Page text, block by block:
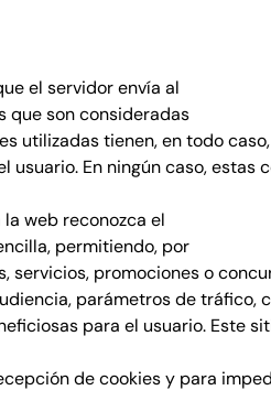
el servidor envía al
que son consideradas
utilizadas tienen, en todo
En ningún caso, estas
web reconozca el
permitiendo, por
promociones o
parámetros de tráfico,
para el usuario. Este
de cookies y para